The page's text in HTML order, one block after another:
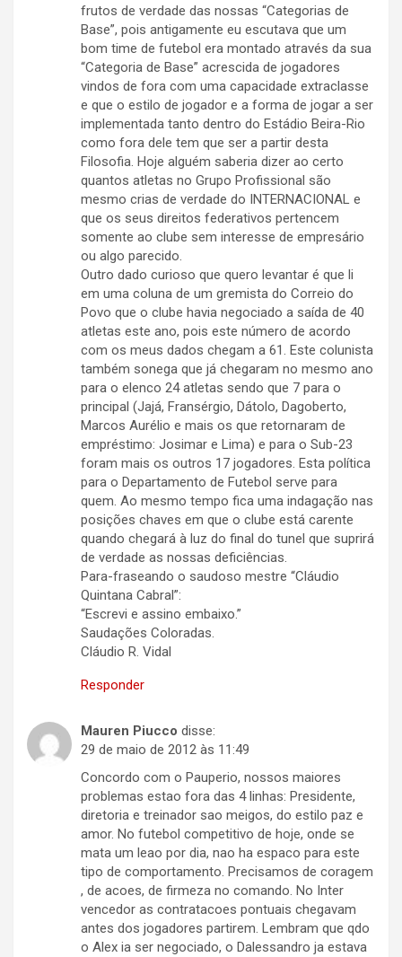
frutos de verdade das nossas “Categorias de
Base”, pois antigamente eu escutava que um
bom time de futebol era montado através da sua
“Categoria de Base” acrescida de jogadores
vindos de fora com uma capacidade extraclasse
e que o estilo de jogador e a forma de jogar a ser
implementada tanto dentro do Estádio Beira-Rio
como fora dele tem que ser a partir desta
Filosofia. Hoje alguém saberia dizer ao certo
quantos atletas no Grupo Profissional são
mesmo crias de verdade do INTERNACIONAL e
que os seus direitos federativos pertencem
somente ao clube sem interesse de empresário
ou algo parecido.
Outro dado curioso que quero levantar é que li
em uma coluna de um gremista do Correio do
Povo que o clube havia negociado a saída de 40
atletas este ano, pois este número de acordo
com os meus dados chegam a 61. Este colunista
também sonega que já chegaram no mesmo ano
para o elenco 24 atletas sendo que 7 para o
principal (Jajá, Fransérgio, Dátolo, Dagoberto,
Marcos Aurélio e mais os que retornaram de
empréstimo: Josimar e Lima) e para o Sub-23
foram mais os outros 17 jogadores. Esta política
para o Departamento de Futebol serve para
quem. Ao mesmo tempo fica uma indagação nas
posições chaves em que o clube está carente
quando chegará à luz do final do tunel que suprirá
de verdade as nossas deficiências.
Para-fraseando o saudoso mestre “Cláudio
Quintana Cabral”:
“Escrevi e assino embaixo.”
Saudações Coloradas.
Cláudio R. Vidal
Responder
Mauren Piucco disse:
29 de maio de 2012 às 11:49
Concordo com o Pauperio, nossos maiores
problemas estao fora das 4 linhas: Presidente,
diretoria e treinador sao meigos, do estilo paz e
amor. No futebol competitivo de hoje, onde se
mata um leao por dia, nao ha espaco para este
tipo de comportamento. Precisamos de coragem
, de acoes, de firmeza no comando. No Inter
vencedor as contratacoes pontuais chegavam
antes dos jogadores partirem. Lembram que qdo
o Alex ia ser negociado, o Dalessandro ja estava